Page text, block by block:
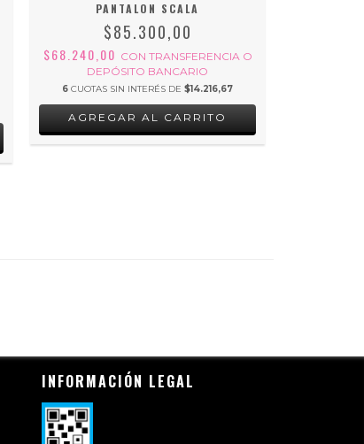
PANTALON SCALA
$85.300,00
$68.240,00 CON TRANSFERENCIA O
DEPÓSITO BANCARIO
6 CUOTAS SIN INTERÉS DE $14.216,67
AGREGAR AL CARRITO
INFORMACIÓN LEGAL